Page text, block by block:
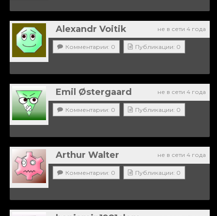
не в сети 4 года
Alexandr Voitik
Комментарии: 0 Публикации: 0
не в сети 4 года
Emil Østergaard
Комментарии: 0 Публикации: 0
не в сети 4 года
Arthur Walter
Комментарии: 0 Публикации: 0